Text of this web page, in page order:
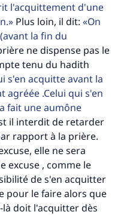
l'acquittement d'une
Plus loin, il dit:
On
la fin du
ne dispense pas le
tenu du hadith
s'en acquitte avant la
agréée .Celui qui s'en
fait une aumône
il interdit de retarder
rapport à la prière.
elle ne sera
excuse , comme le
de s'en acquitter
pour le faire alors que
là doit l'acquitter dès